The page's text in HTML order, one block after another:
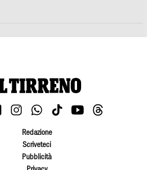
Redazione
Scriveteci
Pubblicità